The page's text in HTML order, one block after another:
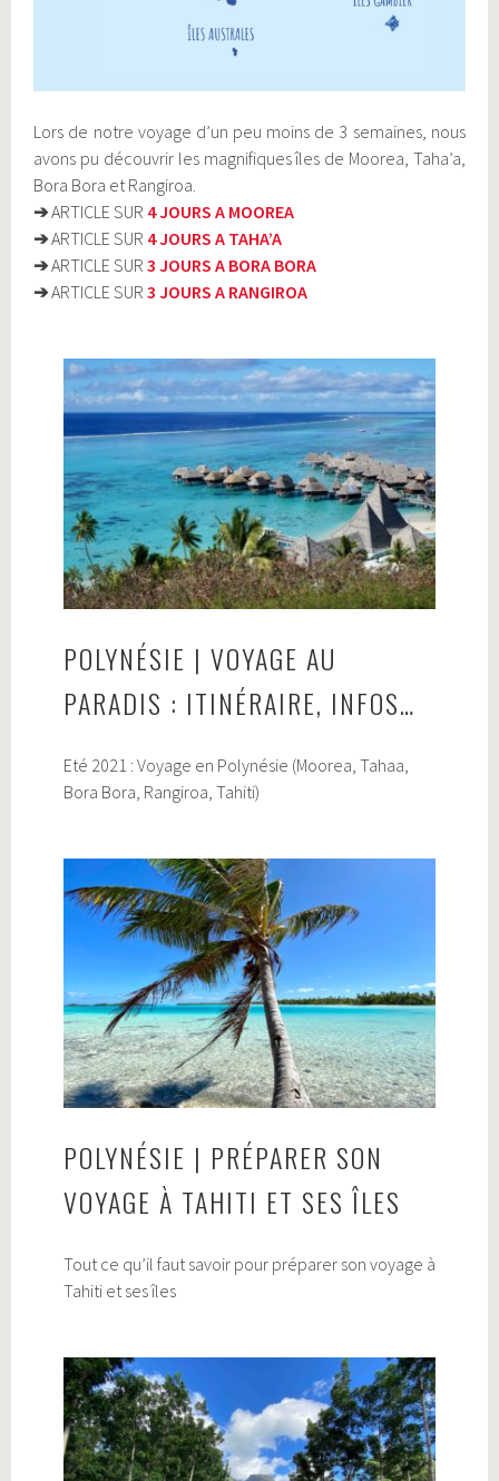
Lors de notre voyage d’un peu moins de 3 semaines, nous
avons pu découvrir les magnifiques îles de Moorea, Taha’a,
Bora Bora et Rangiroa.
➔ARTICLE SUR 4 JOURS A MOOREA
➔ARTICLE SUR 4 JOURS A TAHA’A
➔ARTICLE SUR 3 JOURS A BORA BORA
➔ARTICLE SUR 3 JOURS A RANGIROA
POLYNÉSIE | VOYAGE AU
PARADIS : ITINÉRAIRE, INFOS…
Eté 2021 : Voyage en Polynésie (Moorea, Tahaa,
Bora Bora, Rangiroa, Tahiti)
POLYNÉSIE | PRÉPARER SON
VOYAGE À TAHITI ET SES ÎLES
Tout ce qu’il faut savoir pour préparer son voyage à
Tahiti et ses îles